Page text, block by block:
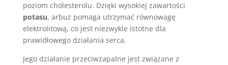
poziom cholesterolu. Dzięki wysokiej zawartości
potasu, arbuz pomaga utrzymać równowagę
elektrolitową, co jest niezwykle istotne dla
prawidłowego działania serca.
Jego działanie przeciwzapalne jest związane z